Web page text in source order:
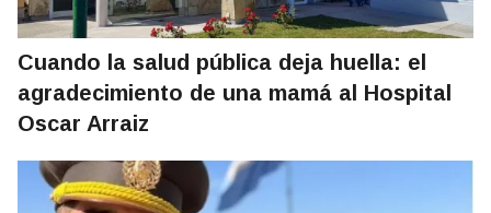
Cuando la salud pública deja huella: el
agradecimiento de una mamá al Hospital
Oscar Arraiz